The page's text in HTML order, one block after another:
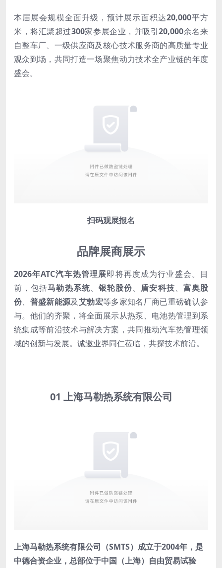
本届展会规模全面升级，预计展示面积达20,000平方
米，将汇聚超过300家参展企业，并吸引20,000余名来
自整车厂、一级供应商及核心技术服务商的高质量专业
观众到场，共同打造一场聚焦动力技术全产业链的年度
盛会。
扫码观展报名
品牌展商展示
2026年ATC汽车热管理展即将再度成为行业盛会。目
前，包括马勒热系统、 银轮股份、 盾安科技、 富奥股
份、 普盛新能源及艾勃宏等多家知名厂商已重磅确认参
与。他们的齐聚，将全面展示从热泵、电池热管理到系
统集成等前沿技术与解决方案，共同推动汽车热管理领
域的创新与发展。诚邀业界同仁莅临，共探技术前沿。
01 上海马勒热系统有限公司
上海马勒热系统有限公司（SMTS）成立于2004年，是
中德合资企业，总部位于中国（上海）自由贸易试验